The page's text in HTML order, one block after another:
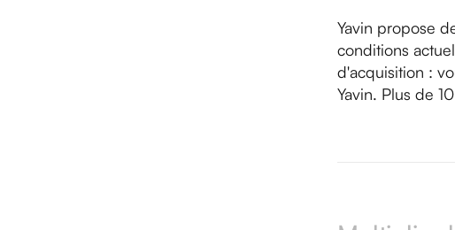
Yavin propose
conditions
d'acquisition :
Yavin. Plus de